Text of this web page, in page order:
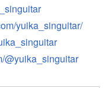
yuika_singuitar/
@yuika_singuitar